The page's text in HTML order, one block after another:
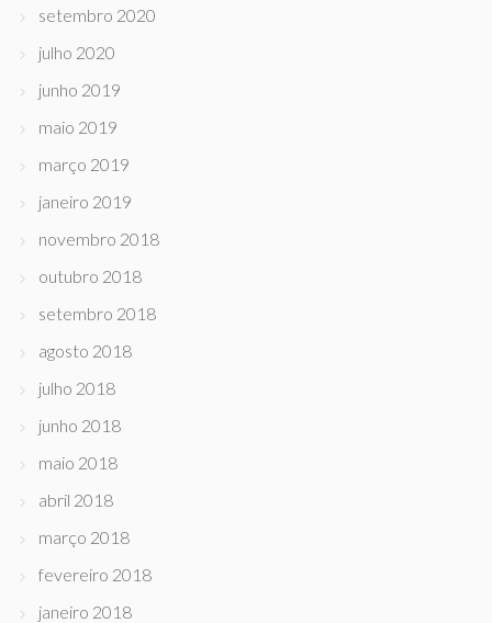
setembro 2020
julho 2020
junho 2019
maio 2019
março 2019
janeiro 2019
novembro 2018
outubro 2018
setembro 2018
agosto 2018
julho 2018
junho 2018
maio 2018
abril 2018
março 2018
fevereiro 2018
janeiro 2018